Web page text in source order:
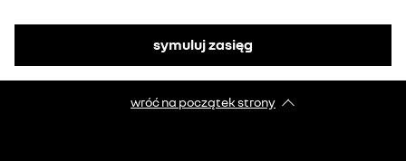
symuluj zasięg
wróć na początek strony